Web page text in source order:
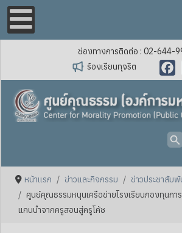
ช่องทางการติดต่อ : 02-644-
ร้องเรียนทุจริต
หน้าแรก ข่าวและกิจกรรม
ข่าวประชาสัม
ศูนย์คุณธรรมหนุนเครือข่ายโรงเรียนกองทุนก
แกนนำจากครูสอนสู่ครูโค้ช